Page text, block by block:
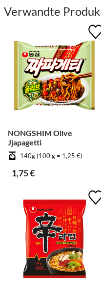
Verwandte
NONGSHIM Olive
Jjapagetti
140g (100 g = 1,25 €)
1,75 €